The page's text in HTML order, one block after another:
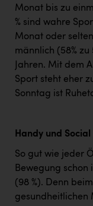
Wir besiegen Krebs
ZGONC
ZULuft - Zukunft
z.l.ö.
Dopgas
kunden basics
Monat bis zu
% sind wahre
Monat oder
männlich (58% zu
Jahren. Mit dem
Sport steht eher
Sonntag ist
Handy und
So gut wie jeder
Bewegung schon
(98 %). Denn
gesundheitlichen